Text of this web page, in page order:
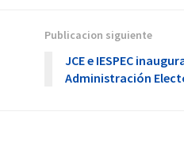
Publicacion siguiente
JCE e IESPEC
Administración